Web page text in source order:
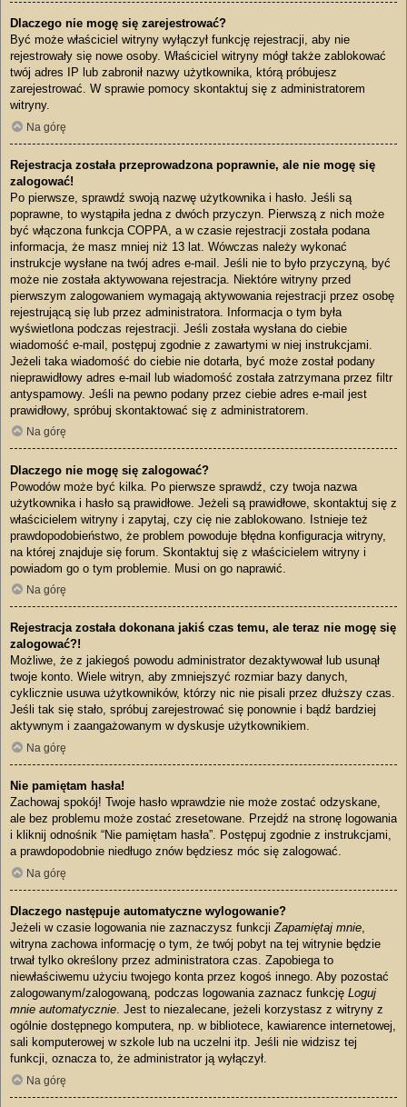
Dlaczego nie mogę się zarejestrować?
Być może właściciel witryny wyłączył funkcję rejestracji, aby nie
rejestrowały się nowe osoby. Właściciel witryny mógł także zablokować
twój adres IP lub zabronił nazwy użytkownika, którą próbujesz
zarejestrować. W sprawie pomocy skontaktuj się z administratorem
witryny.
Na górę
Rejestracja została przeprowadzona poprawnie, ale nie mogę się
zalogować!
Po pierwsze, sprawdź swoją nazwę użytkownika i hasło. Jeśli są
poprawne, to wystąpiła jedna z dwóch przyczyn. Pierwszą z nich może
być włączona funkcja COPPA, a w czasie rejestracji została podana
informacja, że masz mniej niż 13 lat. Wówczas należy wykonać
instrukcje wysłane na twój adres e-mail. Jeśli nie to było przyczyną, być
może nie została aktywowana rejestracja. Niektóre witryny przed
pierwszym zalogowaniem wymagają aktywowania rejestracji przez osobę
rejestrującą się lub przez administratora. Informacja o tym była
wyświetlona podczas rejestracji. Jeśli została wysłana do ciebie
wiadomość e-mail, postępuj zgodnie z zawartymi w niej instrukcjami.
Jeżeli taka wiadomość do ciebie nie dotarła, być może został podany
nieprawidłowy adres e-mail lub wiadomość została zatrzymana przez filtr
antyspamowy. Jeśli na pewno podany przez ciebie adres e-mail jest
prawidłowy, spróbuj skontaktować się z administratorem.
Na górę
Dlaczego nie mogę się zalogować?
Powodów może być kilka. Po pierwsze sprawdź, czy twoja nazwa
użytkownika i hasło są prawidłowe. Jeżeli są prawidłowe, skontaktuj się z
właścicielem witryny i zapytaj, czy cię nie zablokowano. Istnieje też
prawdopodobieństwo, że problem powoduje błędna konfiguracja witryny,
na której znajduje się forum. Skontaktuj się z właścicielem witryny i
powiadom go o tym problemie. Musi on go naprawić.
Na górę
Rejestracja została dokonana jakiś czas temu, ale teraz nie mogę się
zalogować?!
Możliwe, że z jakiegoś powodu administrator dezaktywował lub usunął
twoje konto. Wiele witryn, aby zmniejszyć rozmiar bazy danych,
cyklicznie usuwa użytkowników, którzy nic nie pisali przez dłuższy czas.
Jeśli tak się stało, spróbuj zarejestrować się ponownie i bądź bardziej
aktywnym i zaangażowanym w dyskusje użytkownikiem.
Na górę
Nie pamiętam hasła!
Zachowaj spokój! Twoje hasło wprawdzie nie może zostać odzyskane,
ale bez problemu może zostać zresetowane. Przejdź na stronę logowania
i kliknij odnośnik “Nie pamiętam hasła”. Postępuj zgodnie z instrukcjami,
a prawdopodobnie niedługo znów będziesz móc się zalogować.
Na górę
Dlaczego następuje automatyczne wylogowanie?
Jeżeli w czasie logowania nie zaznaczysz funkcji Zapamiętaj mnie
witryna zachowa informację o tym, że twój pobyt na tej witrynie będzie
trwał tylko określony przez administratora czas. Zapobiega to
niewłaściwemu użyciu twojego konta przez kogoś innego. Aby pozostać
zalogowanym/zalogowaną, podczas logowania zaznacz funkcję Loguj
mnie automatycznie . Jest to niezalecane, jeżeli korzystasz z witryny z
ogólnie dostępnego komputera, np. w bibliotece, kawiarence internetowej,
sali komputerowej w szkole lub na uczelni itp. Jeśli nie widzisz tej
funkcji, oznacza to, że administrator ją wyłączył.
Na górę